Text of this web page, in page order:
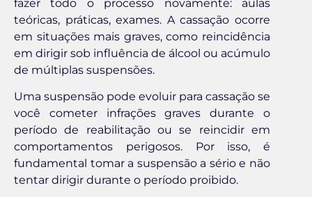
fazer todo o processo novamente: aulas
teóricas, práticas, exames. A cassação ocorre
em situações mais graves, como reincidência
em dirigir sob influência de álcool ou acúmulo
de múltiplas suspensões.
Uma suspensão pode evoluir para cassação se
você cometer infrações graves durante o
período de reabilitação ou se reincidir em
comportamentos perigosos. Por isso, é
fundamental tomar a suspensão a sério e não
tentar dirigir durante o período proibido.